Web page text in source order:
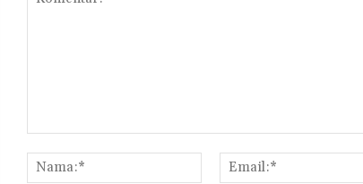
Nama:*